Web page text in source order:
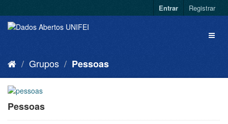
Entrar Registrar
Grupos Pessoas
Pessoas